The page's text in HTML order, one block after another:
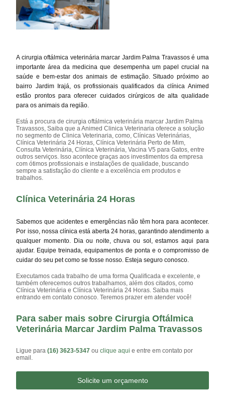
A cirurgia oftálmica veterinária marcar Jardim Palma Travassos é uma
importante área da medicina que desempenha um papel crucial na
saúde e bem-estar dos animais de estimação. Situado próximo ao
bairro Jardim Irajá, os profissionais qualificados da clínica Animed
estão prontos para oferecer cuidados cirúrgicos de alta qualidade
para os animais da região.
Está a procura de cirurgia oftálmica veterinária marcar Jardim Palma
Travassos, Saiba que a Animed Clinica Veterinaria oferece a solução
no segmento de Clinica Veterinaria, como, Clínicas Veterinárias,
Clínica Veterinária 24 Horas, Clínica Veterinária Perto de Mim,
Consulta Veterinária, Clínica Veterinária, Vacina V5 para Gatos, entre
outros serviços. Isso acontece graças aos investimentos da empresa
com ótimos profissionais e instalações de qualidade, buscando
sempre a satisfação do cliente e a excelência em produtos e
trabalhos.
Clínica Veterinária 24 Horas
Sabemos que acidentes e emergências não têm hora para acontecer.
Por isso, nossa clínica está aberta 24 horas, garantindo atendimento a
qualquer momento. Dia ou noite, chuva ou sol, estamos aqui para
ajudar. Equipe treinada, equipamentos de ponta e o compromisso de
cuidar do seu pet como se fosse nosso. Esteja seguro conosco.
Executamos cada trabalho de uma forma Qualificada e excelente, e
também oferecemos outros trabalhamos, além dos citados, como
Clínica Veterinária e Clínica Veterinária 24 Horas. Saiba mais
entrando em contato conosco. Teremos prazer em atender você!
Para saber mais sobre Cirurgia Oftálmica
Veterinária Marcar Jardim Palma Travassos
Ligue para(16) 3623-5347ouclique aqui e entre em contato por
email.
Solicite um orçamento